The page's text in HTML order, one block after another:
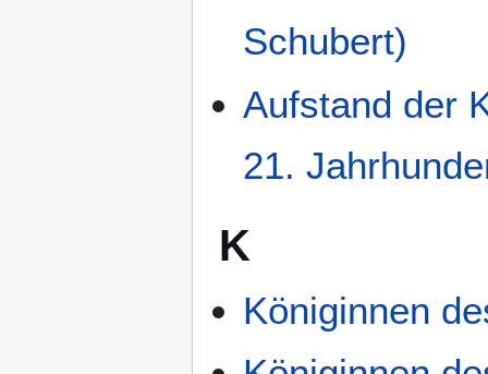
Schubert)
Aufstand der
21.
K
Königinnen